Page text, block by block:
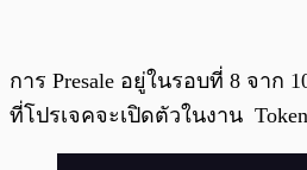
การ Presale อยู่ในรอบที่ 8 จา
ที่โปรเจคจะเปิดตัวในงาน